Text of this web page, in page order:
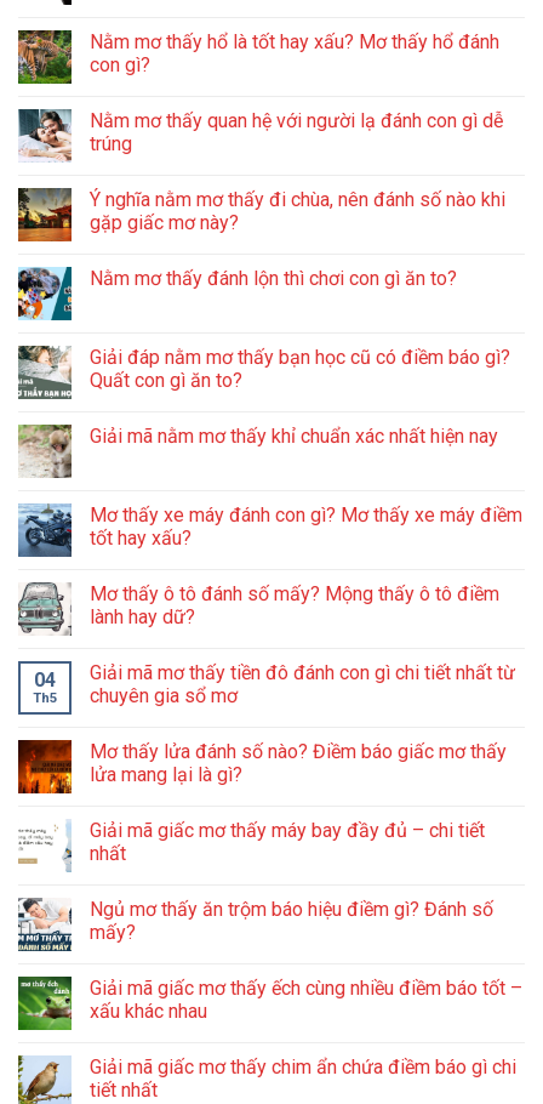
Nằm mơ thấy hổ là tốt hay xấu? Mơ thấy hổ đánh
con gì?
Nằm mơ thấy quan hệ với người lạ đánh con gì dễ
trúng
Ý nghĩa nằm mơ thấy đi chùa, nên đánh số nào khi
gặp giấc mơ này?
Nằm mơ thấy đánh lộn thì chơi con gì ăn to?
Giải đáp nằm mơ thấy bạn học cũ có điềm báo gì?
Quất con gì ăn to?
Giải mã nằm mơ thấy khỉ chuẩn xác nhất hiện nay
Mơ thấy xe máy đánh con gì? Mơ thấy xe máy điềm
tốt hay xấu?
Mơ thấy ô tô đánh số mấy? Mộng thấy ô tô điềm
lành hay dữ?
04
Th5
Giải mã mơ thấy tiền đô đánh con gì chi tiết nhất từ
chuyên gia sổ mơ
Mơ thấy lửa đánh số nào? Điềm báo giấc mơ thấy
lửa mang lại là gì?
Giải mã giấc mơ thấy máy bay đầy đủ – chi tiết
nhất
Ngủ mơ thấy ăn trộm báo hiệu điềm gì? Đánh số
mấy?
Giải mã giấc mơ thấy ếch cùng nhiều điềm báo tốt –
xấu khác nhau
Giải mã giấc mơ thấy chim ẩn chứa điềm báo gì chi
tiết nhất